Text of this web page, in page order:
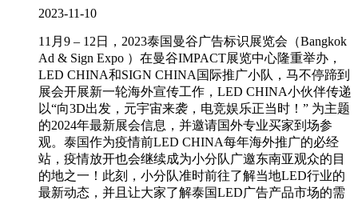
2023-11-10
11月9 – 12日，2023泰国曼谷广告标识展览会（Bangkok
Ad & Sign Expo ）在曼谷IMPACT展览中心隆重举办，
LED CHINA和SIGN CHINA国际推广小队，马不停蹄到
展会开展新一轮海外宣传工作，LED CHINA小伙伴传递
以“向3D出发，元宇宙来袭，电竞娱乐正当时！” 为主题
的2024年最新展会信息，并邀请国外专业买家到场参
观。泰国作为疫情前LED CHINA每年海外推广的必经
站，疫情放开也会继续成为小分队广邀东南亚观众的目
的地之一！此刻，小分队准时前往了解当地LED行业的
最新动态，并且让大家了解泰国LED广告产品市场的需